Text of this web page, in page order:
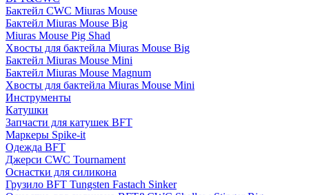
Бактейл CWC Miuras Mouse
Бактейл Miuras Mouse Big
Miuras Mouse Pig Shad
Хвосты для бактейла Miuras Mouse Big
Бактейл Miuras Mouse Mini
Бактейл Miuras Mouse Magnum
Хвосты для бактейла Miuras Mouse Mini
Инструменты
Катушки
Запчасти для катушек BFT
Маркеры Spike-it
Одежда BFT
Джерси CWC Tournament
Оснастки для силикона
Грузило BFT Tungsten Fastach Sinker